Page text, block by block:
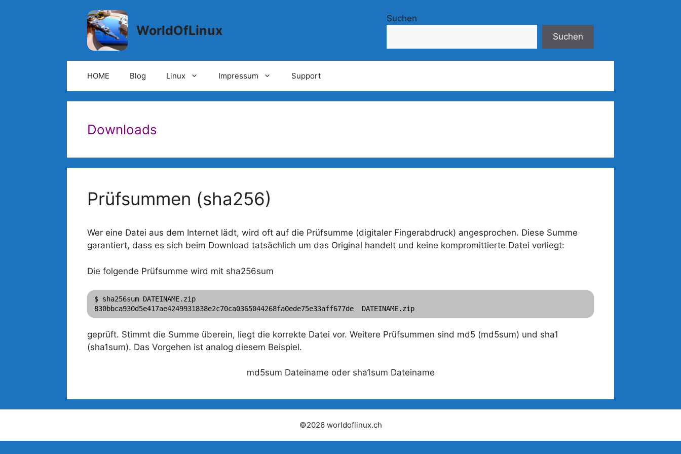
WorldOfLinux
Suchen
Suchen
HOME Blog Linux Impressum Support
Downloads
Prüfsummen (sha256)
Wer eine Datei aus dem Internet lädt, wird oft auf die Prüfsumme (digitaler Fingerabdruck) angesprochen. Diese Summe
garantiert, dass es sich beim Download tatsächlich um das Original handelt und keine kompromittierte Datei vorliegt:
Die folgende Prüfsumme wird mit sha256sum
$ sha256sum DATEINAME.zip
830bbca930d5e417ae4249931838e2c70ca0365044268fa0ede75e33aff677de  DATEINAME.zip
geprüft. Stimmt die Summe überein, liegt die korrekte Datei vor. Weitere Prüfsummen sind md5 (md5sum) und sha1
(sha1sum). Das Vorgehen ist analog diesem Beispiel.
md5sum Dateiname oder sha1sum Dateiname
©2026 worldoflinux.ch